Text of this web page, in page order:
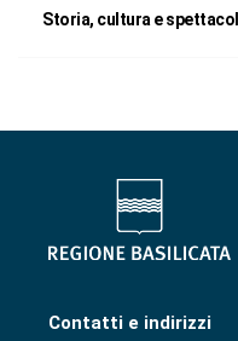
Storia, cultura e
Contatti e indirizzi